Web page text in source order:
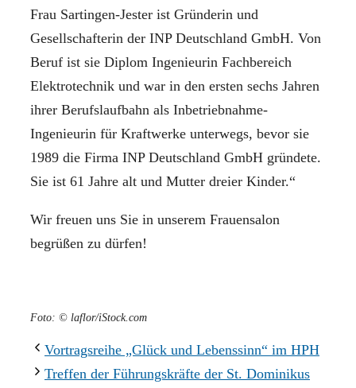
Frau Sartingen-Jester ist Gründerin und
Gesellschafterin der INP Deutschland GmbH. Von
Beruf ist sie Diplom Ingenieurin Fachbereich
Elektrotechnik und war in den ersten sechs Jahren
ihrer Berufslaufbahn als Inbetriebnahme-
Ingenieurin für Kraftwerke unterwegs, bevor sie
1989 die Firma INP Deutschland GmbH gründete.
Sie ist 61 Jahre alt und Mutter dreier Kinder.“
Wir freuen uns Sie in unserem Frauensalon
begrüßen zu dürfen!
Foto: © laflor/iStock.com
Vortragsreihe „Glück und Lebenssinn“ im HPH
Treffen der Führungskräfte der St. Dominikus